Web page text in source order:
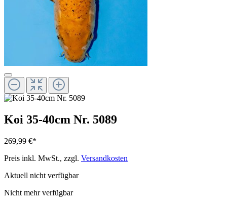
Koi 35-40cm Nr. 5089
269,99 €*
Preis inkl. MwSt., zzgl. Versandkosten
Aktuell nicht verfügbar
Nicht mehr verfügbar